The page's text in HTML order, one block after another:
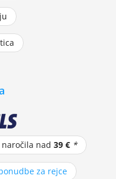
naročila nad39 € *
za rejce